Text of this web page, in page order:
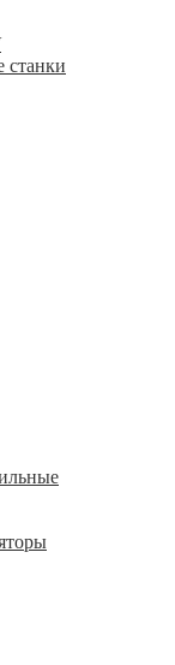
станки